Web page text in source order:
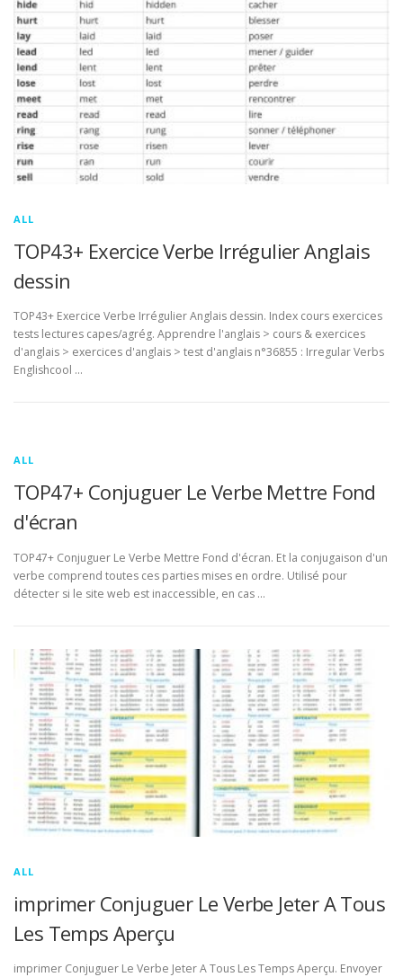
ALL
TOP43+ Exercice Verbe Irrégulier Anglais
dessin
TOP43+ Exercice Verbe Irrégulier Anglais dessin. Index cours exercices
tests lectures capes/agrég. Apprendre l'anglais > cours & exercices
d'anglais > exercices d'anglais > test d'anglais n°36855 : Irregular Verbs
Englishcool …
ALL
TOP47+ Conjuguer Le Verbe Mettre Fond
d'écran
TOP47+ Conjuguer Le Verbe Mettre Fond d'écran. Et la conjugaison d'un
verbe comprend toutes ces parties mises en ordre. Utilisé pour
détecter si le site web est inaccessible, en cas …
ALL
imprimer Conjuguer Le Verbe Jeter A Tous
Les Temps Aperçu
imprimer Conjuguer Le Verbe Jeter A Tous Les Temps Aperçu. Envoyer